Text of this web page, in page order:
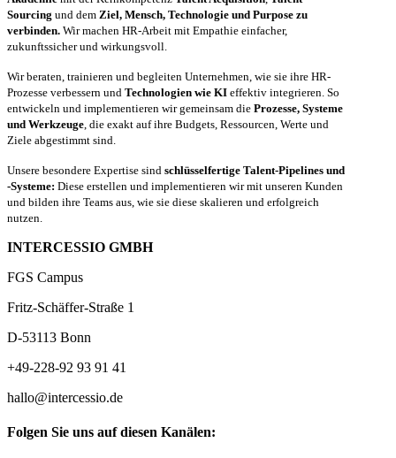
Sourcing und dem Ziel, Mensch, Technologie und Purpose zu
verbinden. Wir machen HR-Arbeit mit Empathie einfacher,
zukunftssicher und wirkungsvoll.
Wir beraten, trainieren und begleiten Unternehmen, wie sie ihre HR-
Prozesse verbessern und Technologien wie KI effektiv integrieren. So
entwickeln und implementieren wir gemeinsam die Prozesse, Systeme
und Werkzeuge , die exakt auf ihre Budgets, Ressourcen, Werte und
Ziele abgestimmt sind.
Unsere besondere Expertise sind schlüsselfertige Talent-Pipelines und
-Systeme: Diese erstellen und implementieren wir mit unseren Kunden
und bilden ihre Teams aus, wie sie diese skalieren und erfolgreich
nutzen.
INTERCESSIO GMBH
FGS Campus
Fritz-Schäffer-Straße 1
D-53113 Bonn
+49-228-92 93 91 41
hallo@intercessio.de
Folgen Sie uns auf diesen Kanälen: